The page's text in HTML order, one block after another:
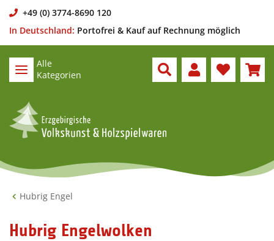
+49 (0) 3774-8690 120
In Deutschland: Portofrei & Kauf auf Rechnung möglich
Alle
Kategorien
Hubrig Engel
Hubrig Engelwolken